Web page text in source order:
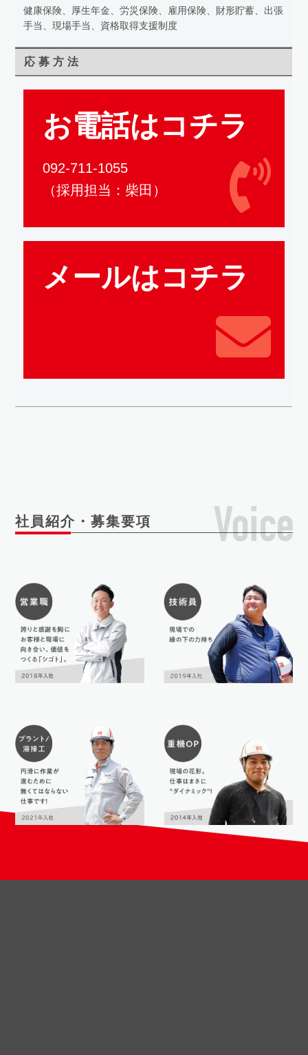
健康保険、厚生年金、労災保険、雇用保険、財形貯蓄、出張
手当、現場手当、資格取得支援制度
応募方法
お電話はコチラ
092-711-1055
（採用担当：柴田）
メールはコチラ
社員紹介・募集要項